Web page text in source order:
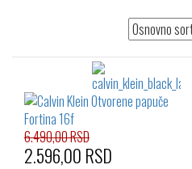
6.490,00 RSD
2.596,00 RSD